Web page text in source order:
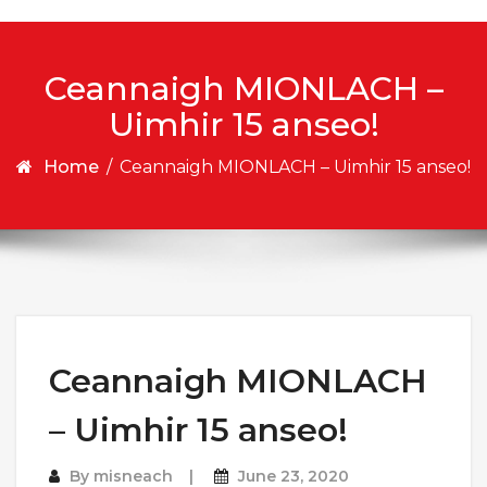
Ceannaigh MIONLACH –
Uimhir 15 anseo!
Home / Ceannaigh MIONLACH – Uimhir 15 anseo!
Ceannaigh MIONLACH
– Uimhir 15 anseo!
By misneach June 23, 2020